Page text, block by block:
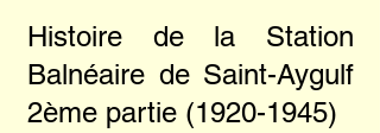
Histoire de la Station
Balnéaire de Saint-Aygulf
2ème partie (1920-1945)